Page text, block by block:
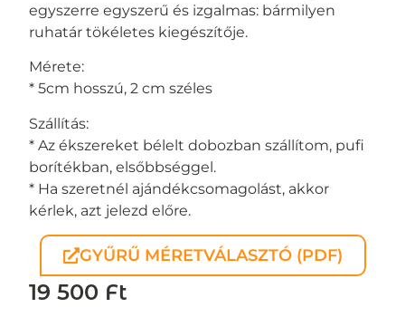
egyszerre egyszerű és izgalmas: bármilyen
ruhatár tökéletes kiegészítője.
Mérete:
* 5cm hosszú, 2 cm széles
Szállítás:
* Az ékszereket bélelt dobozban szállítom, pufi
borítékban, elsőbbséggel.
* Ha szeretnél ajándékcsomagolást, akkor
kérlek, azt jelezd előre.
GYŰRŰ MÉRETVÁLASZTÓ (PDF)
19 500 Ft